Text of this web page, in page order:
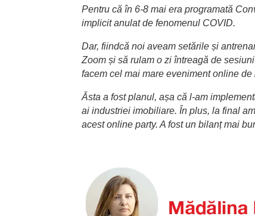
Pentru că în 6-8 mai era programată
implicit anulat de fenomenul COVID.
Dar, fiindcă noi aveam setările și
Zoom și să rulam o zi întreagă de
facem cel mai mare eveniment online
Ăsta a fost planul, așa că l-am
ai industriei imobiliare. În plus, la final
acest online party. A fost un bilanț mai